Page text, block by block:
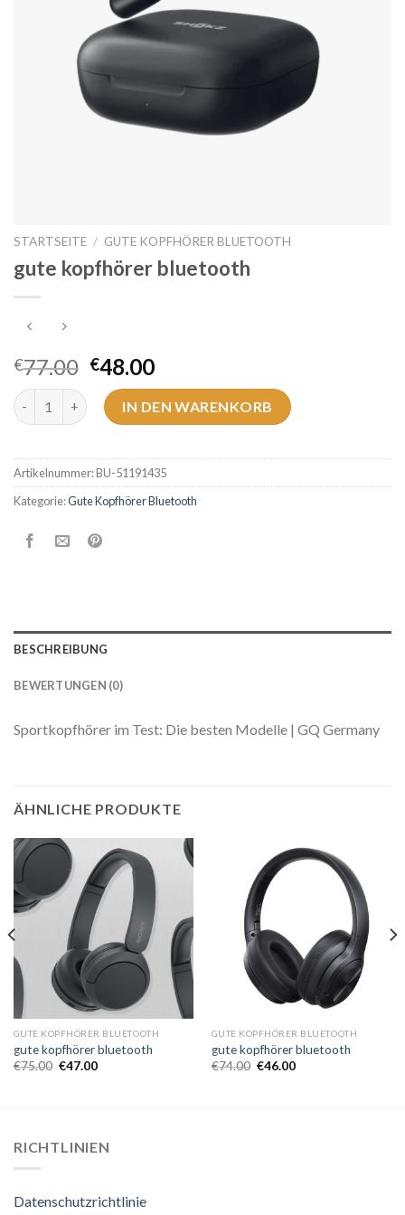
STARTSEITE / GUTE KOPFHÖRER BLUETOOTH
gute kopfhörer bluetooth
€77.00 €48.00
gute kopfhörer bluetooth Menge
IN DEN WARENKORB
Artikelnummer:BU-51191435
Kategorie:Gute Kopfhörer Bluetooth
BESCHREIBUNG
BEWERTUNGEN (0)
Sportkopfhörer im Test: Die besten Modelle | GQ Germany
ÄHNLICHE PRODUKTE
GUTE KOPFHÖRER BLUETOOTH
gute kopfhörer bluetooth
€75.00 €47.00
GUTE KOPFHÖRER BLUETOOTH
gute kopfhörer bluetooth
€74.00 €46.00
RICHTLINIEN
Datenschutzrichtlinie